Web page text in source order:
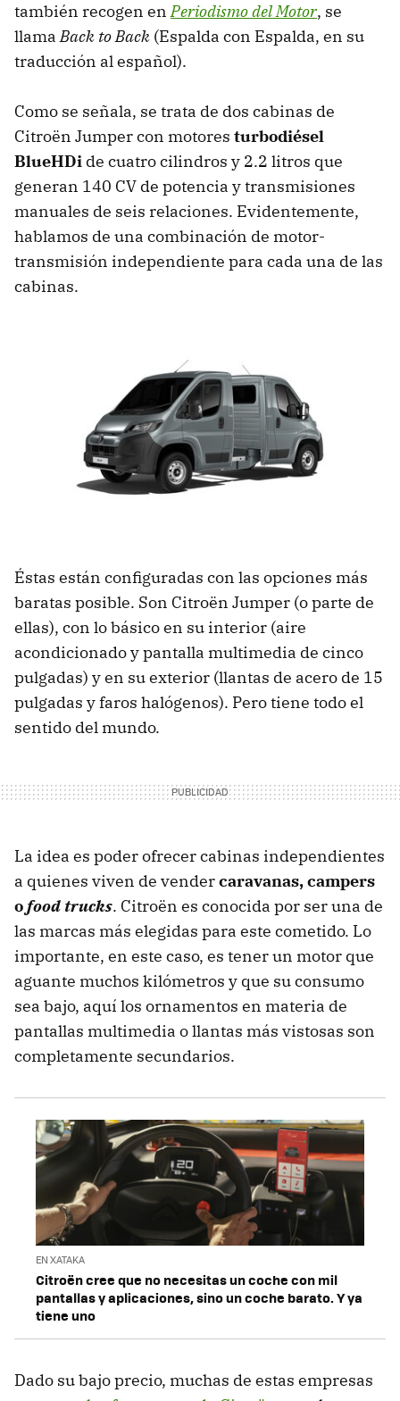
también recogen enPeriodismo del Motor, se
llamaBack to Back (Espalda con Espalda, en su
traducción al español).
Como se señala, se trata de dos cabinas de
Citroën Jumper con motores turbodiésel
BlueHDi de cuatro cilindros y 2.2 litros que
generan 140 CV de potencia y transmisiones
manuales de seis relaciones. Evidentemente,
hablamos de una combinación de motor-
transmisión independiente para cada una de las
cabinas.
Éstas están configuradas con las opciones más
baratas posible. Son Citroën Jumper (o parte de
ellas), con lo básico en su interior (aire
acondicionado y pantalla multimedia de cinco
pulgadas) y en su exterior (llantas de acero de 15
pulgadas y faros halógenos). Pero tiene todo el
sentido del mundo.
La idea es poder ofrecer cabinas independientes
a quienes viven de vendercaravanas, campers
ofood trucks. Citroën es conocida por ser una de
las marcas más elegidas para este cometido. Lo
importante, en este caso, es tener un motor que
aguante muchos kilómetros y que su consumo
sea bajo, aquí los ornamentos en materia de
pantallas multimedia o llantas más vistosas son
completamente secundarios.
EN XATAKA
Citroën cree que no necesitas un coche con mil
pantallas y aplicaciones, sino un coche barato. Y ya
tiene uno
Dado su bajo precio, muchas de estas empresas